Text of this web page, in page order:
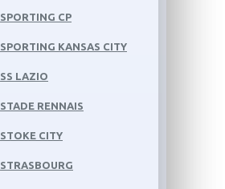
SPORTING CP
SPORTING KANSAS CITY
SS LAZIO
STADE RENNAIS
STOKE CITY
STRASBOURG